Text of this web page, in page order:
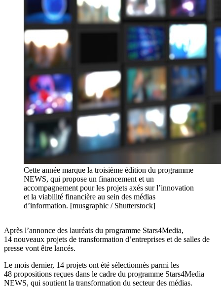
Cette année marque la troisième édition du programme
NEWS, qui propose un financement et un
accompagnement pour les projets axés sur l’innovation
et la viabilité financière au sein des médias
d’information. [musgraphic / Shutterstock]
Après l’annonce des lauréats du programme Stars4Media,
14 nouveaux projets de transformation d’entreprises et de salles de
presse vont être lancés.
Le mois dernier, 14 projets ont été sélectionnés parmi les
48 propositions reçues dans le cadre du programme Stars4Media
NEWS, qui soutient la transformation du secteur des médias.